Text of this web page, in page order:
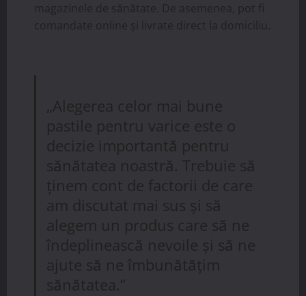
magazinele de sănătate. De asemenea, pot fi
comandate online și livrate direct la domiciliu.
„Alegerea celor mai bune
pastile pentru varice este o
decizie importantă pentru
sănătatea noastră. Trebuie să
ținem cont de factorii de care
am discutat mai sus și să
alegem un produs care să ne
îndeplinească nevoile și să ne
ajute să ne îmbunătățim
sănătatea.”